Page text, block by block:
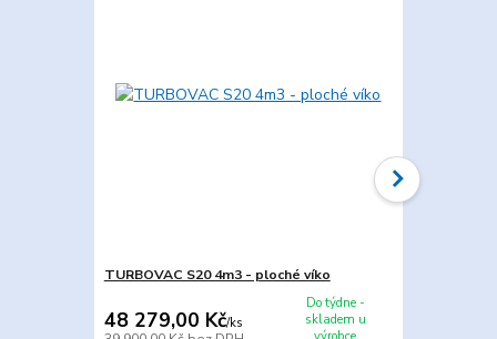
TURBOVAC S20 4m3 - ploché víko
48 279,00 Kč/ks
Do týdne -
skladem u